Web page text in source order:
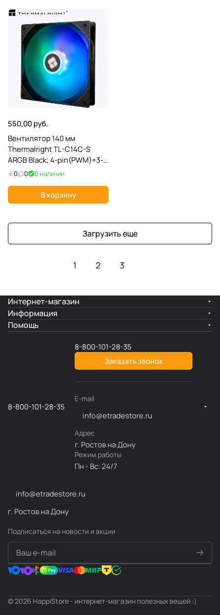
550,00 руб.
Вентилятор 140 мм
Thermalright TL-C14C-S
ARGB Black; 4-pin(PWM)+3-
pin(ARGB); 1500 об/мин;
0 0 В наличии
В корзину
Загрузить еще
1 2 3
Интернет-магазин
Информация
Помощь
8-800-101-28-35
8-800-101-28-35
Заказать звонок
E-mail
info@etradestore.ru
Адрес
г. Ростов на Дону
Режим работы
Пн - Вс: 24/7
info@etradestore.ru
г. Ростов на Дону
Подписаться на новости и акции
© 2026 HappiStore - интернет-магазин полезных вещей :)